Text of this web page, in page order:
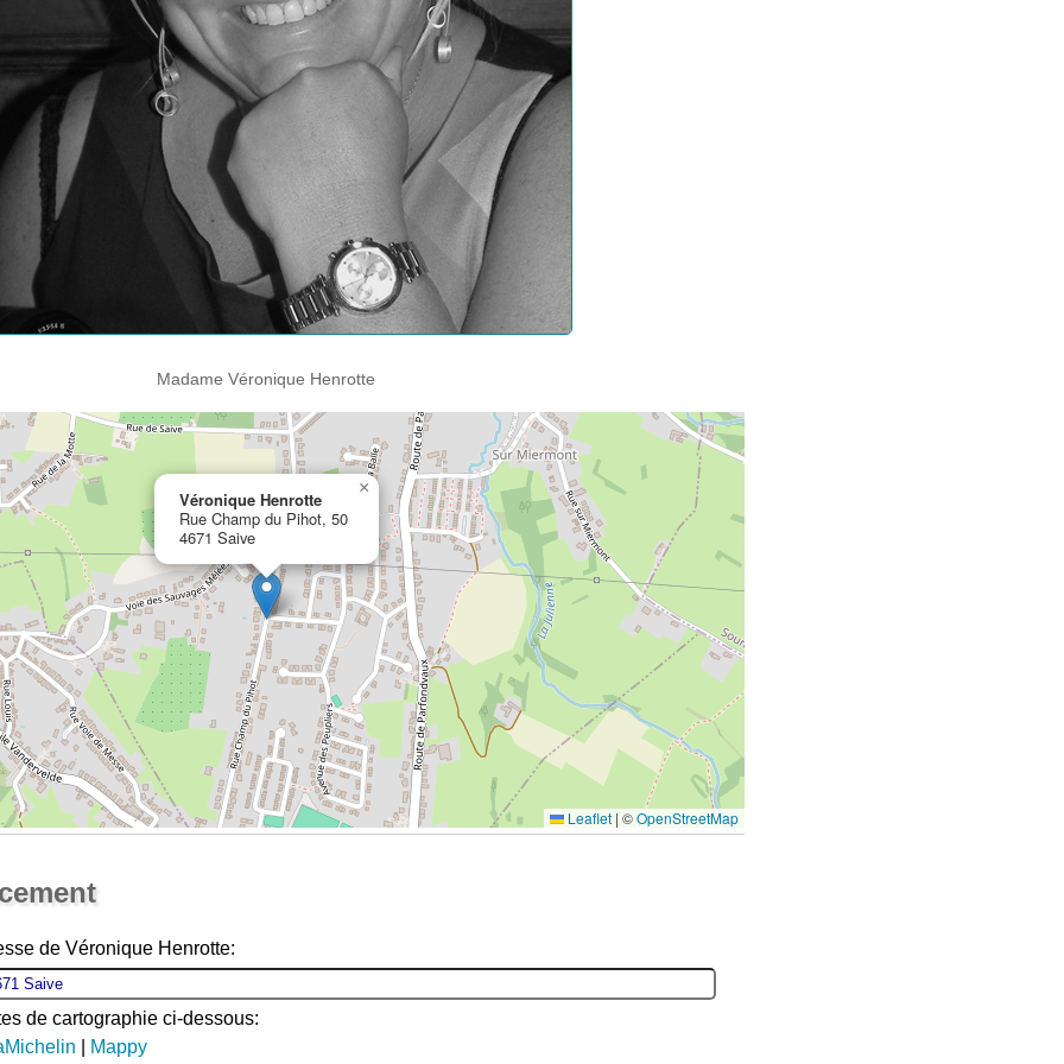
Madame Véronique Henrotte
Véronique Henrotte
Rue Champ du Pihot, 50
4671 Saive
×
Leaflet | ©OpenStreetMap
de Véronique Henrotte:
de cartographie ci-dessous:
Mappy